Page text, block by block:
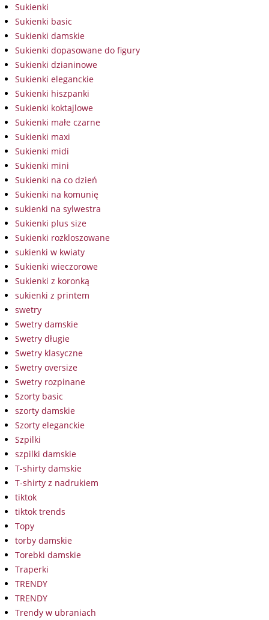
Sukienki
Sukienki basic
Sukienki damskie
Sukienki dopasowane do figury
Sukienki dzianinowe
Sukienki eleganckie
Sukienki hiszpanki
Sukienki koktajlowe
Sukienki małe czarne
Sukienki maxi
Sukienki midi
Sukienki mini
Sukienki na co dzień
Sukienki na komunię
sukienki na sylwestra
Sukienki plus size
Sukienki rozkloszowane
sukienki w kwiaty
Sukienki wieczorowe
Sukienki z koronką
sukienki z printem
swetry
Swetry damskie
Swetry długie
Swetry klasyczne
Swetry oversize
Swetry rozpinane
Szorty basic
szorty damskie
Szorty eleganckie
Szpilki
szpilki damskie
T-shirty damskie
T-shirty z nadrukiem
tiktok
tiktok trends
Topy
torby damskie
Torebki damskie
Traperki
TRENDY
TRENDY
Trendy w ubraniach